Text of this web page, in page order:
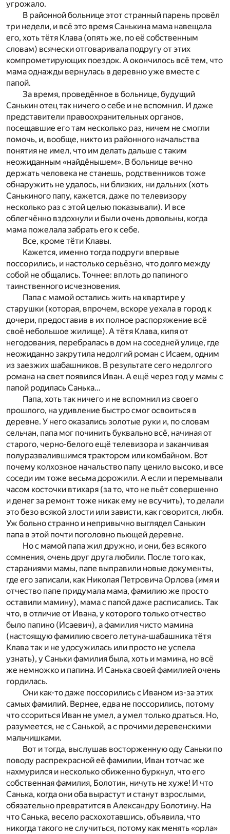
угрожало.
В районной больнице этот странный парень провёл
три недели, и всё это время Санькина мама навещала
его, хоть тётя Клава (опять же, по её собственным
словам) всячески отговаривала подругу от этих
компрометирующих поездок. А окончилось всё тем, что
мама однажды вернулась в деревню уже вместе с
папой.
За время, проведённое в больнице, будущий
Санькин отец так ничего о себе и не вспомнил. И даже
представители правоохранительных органов,
посещавшие его там несколько раз, ничем не смогли
помочь, и, вообще, никто из районного начальства
понятия не имел, что им делать дальше с таким
неожиданным «найдёнышем». В больнице вечно
держать человека не станешь, родственников тоже
обнаружить не удалось, ни близких, ни дальних (хоть
Санькиного папу, кажется, даже по телевизору
несколько раз с этой целью показывали). И все
облегчённо вздохнули и были очень довольны, когда
мама пожелала забрать его к себе.
Все, кроме тёти Клавы.
Кажется, именно тогда подруги впервые
поссорились, и настолько серьёзно, что долго между
собой не общались. Точнее: вплоть до папиного
таинственного исчезновения.
Папа с мамой остались жить на квартире у
старушки (которая, впрочем, вскоре уехала в город к
дочери, предоставив в их полное распоряжение всё
своё небольшое жилище). А тётя Клава, кипя от
негодования, перебралась в дом на соседней улице, где
неожиданно закрутила недолгий роман с Исаем, одним
из заезжих шабашников. В результате сего недолгого
романа на свет появился Иван. А ещё через год у мамы с
папой родилась Санька…
Папа, хоть так ничего и не вспомнил из своего
прошлого, на удивление быстро смог освоиться в
деревне. У него оказались золотые руки и, по словам
сельчан, папа мог починить буквально всё, начиная от
старого, черно-белого ещё телевизора и заканчивая
полуразвалившимся трактором или комбайном. Вот
почему колхозное начальство папу ценило высоко, и все
соседи им тоже весьма дорожили. А если и перемывали
часом косточки втихаря (за то, что не пьёт совершенно
и денег за ремонт тоже никак ему не всучить), то делали
это безо всякой злости или зависти, как говорится, любя.
Уж больно странно и непривычно выглядел Санькин
папа в этой почти поголовно пьющей деревне.
Но с мамой папа жил дружно, и они, без всякого
сомнения, очень друг друга любили. После того как,
стараниями мамы, папе выправили новые документы,
где его записали, как Николая Петровича Орлова (имя и
отчество папе придумала мама, фамилию же просто
оставили мамину), мама с папой даже расписались. Так
что, в отличие от Ивана, у которого только отчество
было папино (Исаевич), а фамилия чисто мамина
(настоящую фамилию своего летуна-шабашника тётя
Клава так и не удосужилась или просто не успела
узнать), у Саньки фамилия была, хоть и мамина, но всё
же немножко и папина. И Санька своей фамилией очень
гордилась.
Они как-то даже поссорились с Иваном из-за этих
самых фамилий. Вернее, едва не поссорились, потому
что ссориться Иван не умел, а умел только драться. Но,
разумеется, не с Санькой, а с прочими деревенскими
мальчишками.
Вот и тогда, выслушав восторженную оду Саньки по
поводу распрекрасной её фамилии, Иван тотчас же
нахмурился и несколько обиженно буркнул, что его
собственная фамилия, Болотин, ничуть не хуже! И что
Санька, когда они оба вырастут и станут взрослыми,
обязательно превратится в Александру Болотину. На
что Санька, весело расхохотавшись, объявила, что
никогда такого не случиться, потому как менять «орла»